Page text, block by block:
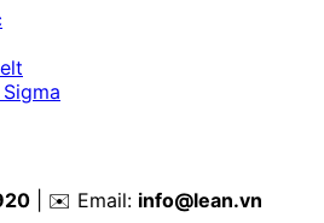
| ✉️ Email: info@lean.vn